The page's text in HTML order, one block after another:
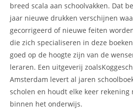
breed scala aan schoolvakken. Dat
jaar nieuwe drukken verschijnen
gecorrigeerd of nieuwe feiten
die zich specialiseren in deze
goed op de hoogte zijn van de
leraren. Een uitgeverij
Amsterdam levert al jaren
scholen en houdt elke keer
binnen het onderwijs.